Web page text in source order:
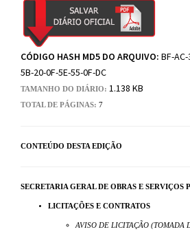
CÓDIGO HASH MD5 DO ARQUIVO: BF-
5B-20-0F-5E-55-0F-DC
TAMANHO DO DIÁRIO: 1.138 KB
TOTAL DE PÁGINAS: 7
CONTEÚDO DESTA EDIÇÃO
SECRETARIA GERAL DE OBRAS E SERVIÇOS
LICITAÇÕES E CONTRATOS
AVISO DE LICITAÇÃO (TOMADA